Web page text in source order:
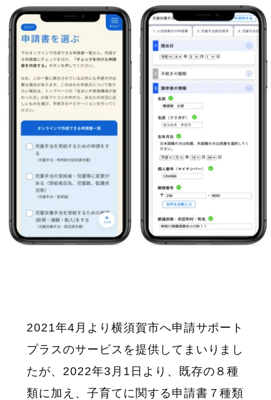
2021年4 月より横須賀市へ申請サポート
プラスのサービスを提供してまいりまし
たが、 2022年3 月 1 日より、既存の８種
類に加え、子育てに関する申請書７種類